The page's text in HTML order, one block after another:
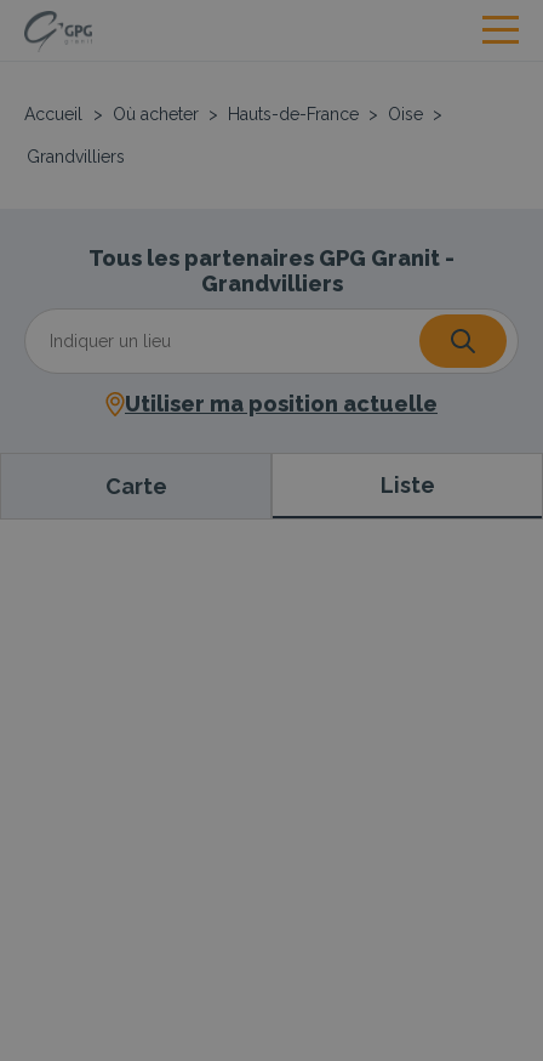
Accueil > Où acheter > Hauts-de-France > Oise >
Grandvilliers
Tous les partenaires GPG Granit -
Grandvilliers
Utiliser ma position actuelle
Carte Liste